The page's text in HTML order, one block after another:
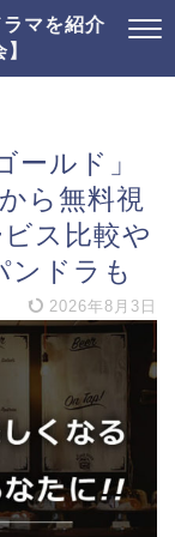
マを紹介
ールド」
ら無料視
ス比較や
ンドラも
2026年8月3日